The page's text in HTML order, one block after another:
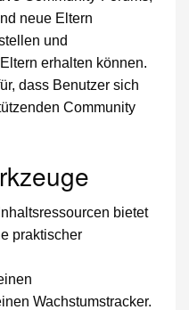
neue Eltern
und
erhalten können.
dass Benutzer sich
Community
bietet
praktischer
Wachstumstracker.